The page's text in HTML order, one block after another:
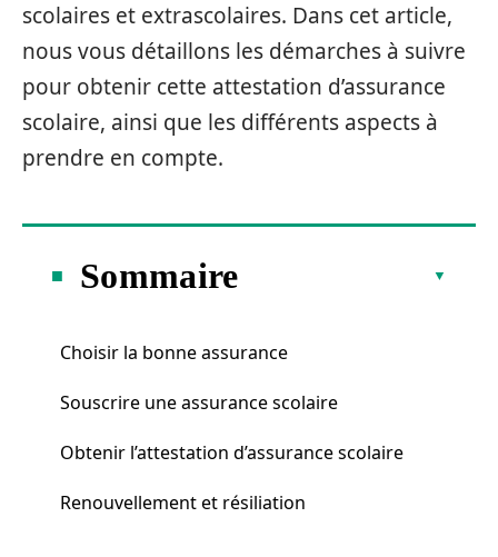
scolaires et extrascolaires. Dans cet article,
nous vous détaillons les démarches à suivre
pour obtenir cette attestation d’assurance
scolaire, ainsi que les différents aspects à
prendre en compte.
Sommaire
Choisir la bonne assurance
Souscrire une assurance scolaire
Obtenir l’attestation d’assurance scolaire
Renouvellement et résiliation